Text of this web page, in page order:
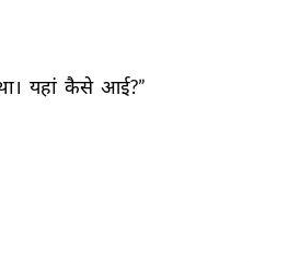
यहां कैसे आई?”